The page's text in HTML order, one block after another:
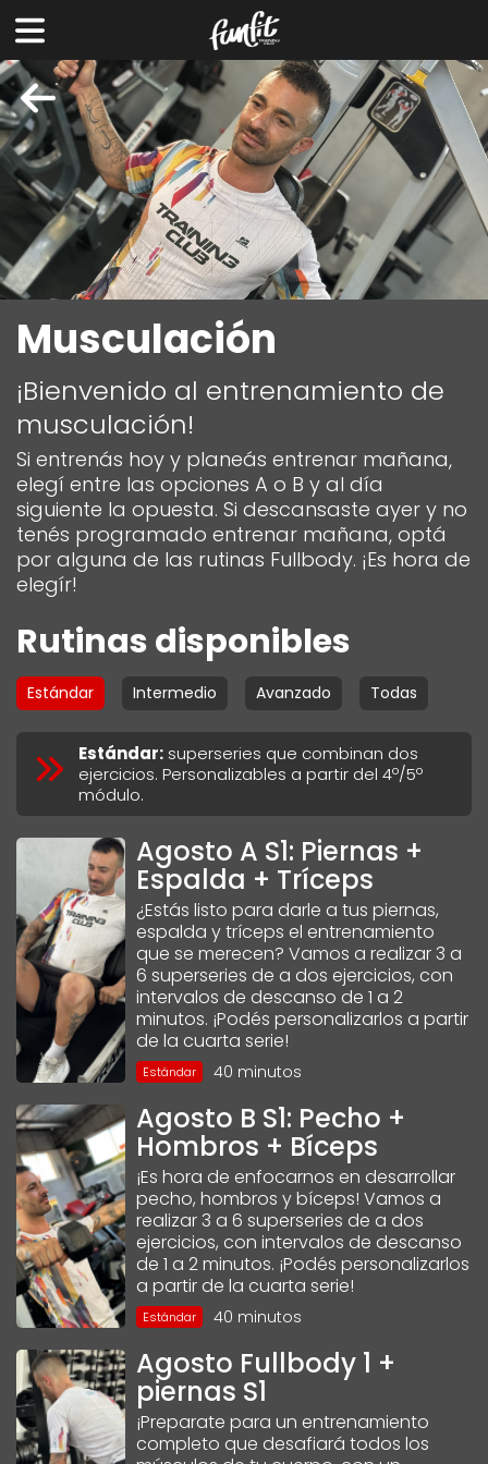
Musculación
¡Bienvenido al entrenamiento de
musculación!
Si entrenás hoy y planeás entrenar mañana,
elegí entre las opciones A o B y al día
siguiente la opuesta. Si descansaste ayer y no
tenés programado entrenar mañana, optá
por alguna de las rutinas Fullbody. ¡Es hora de
elegír!
Rutinas disponibles
Estándar Intermedio Avanzado Todas
Estándar: superseries que combinan dos
ejercicios. Personalizables a partir del 4º/5º
módulo.
Agosto A S1: Piernas +
Espalda + Tríceps
¿Estás listo para darle a tus piernas,
espalda y tríceps el entrenamiento
que se merecen? Vamos a realizar 3 a
6 superseries de a dos ejercicios, con
intervalos de descanso de 1 a 2
minutos. ¡Podés personalizarlos a partir
de la cuarta serie!
Estándar 40 minutos
Agosto B S1: Pecho +
Hombros + Bíceps
¡Es hora de enfocarnos en desarrollar
pecho, hombros y bíceps! Vamos a
realizar 3 a 6 superseries de a dos
ejercicios, con intervalos de descanso
de 1 a 2 minutos. ¡Podés personalizarlos
a partir de la cuarta serie!
Estándar 40 minutos
Agosto Fullbody 1 +
piernas S1
¡Preparate para un entrenamiento
completo que desafiará todos los